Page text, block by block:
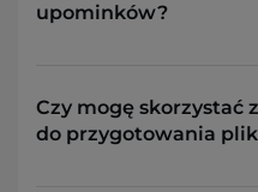
upominków?
Czy mogę skorzystać
do przygotowania